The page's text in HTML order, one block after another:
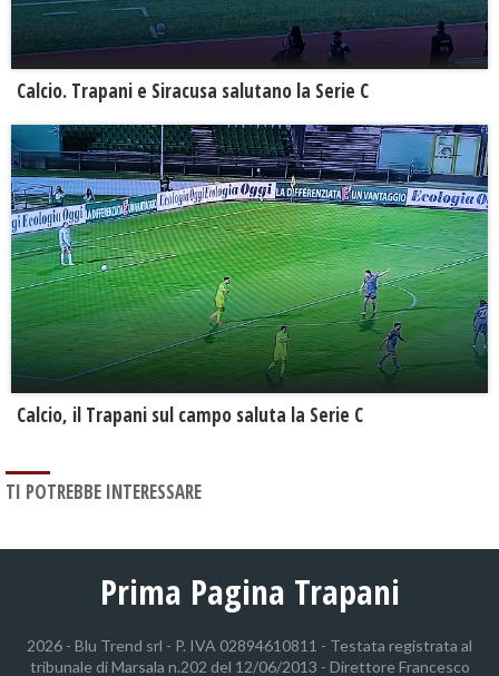
Calcio. Trapani e Siracusa salutano la Serie C
Calcio, il Trapani sul campo saluta la Serie C
TI POTREBBE INTERESSARE
Prima Pagina Trapani
2026 - Blu Trend srl - P. IVA 02894610811 - Testata registrata al
tribunale di Marsala n.202 del 12/06/2013 - Direttore Francesco